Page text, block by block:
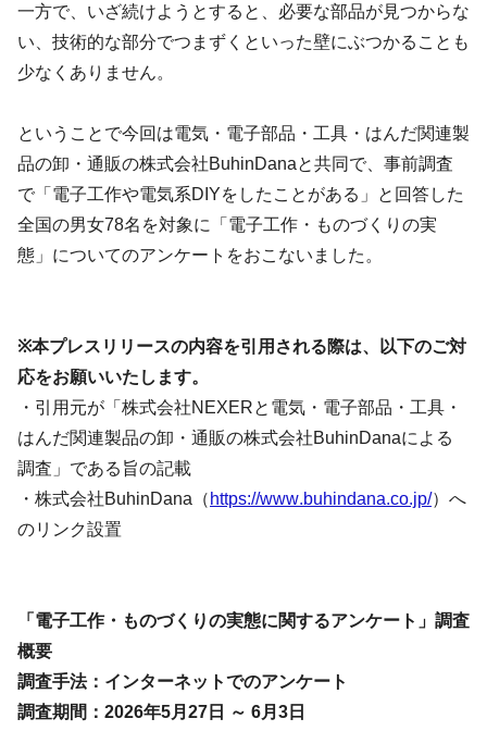
一方で、いざ続けようとすると、必要な部品が見つからな
い、技術的な部分でつまずくといった壁にぶつかることも
少なくありません。
ということで今回は電気・電子部品・工具・はんだ関連製
品の卸・通販の株式会社BuhinDanaと共同で、事前調査
で「電子工作や電気系DIYをしたことがある」と回答した
全国の男女78名を対象に「電子工作・ものづくりの実
態」についてのアンケートをおこないました。
※本プレスリリースの内容を引用される際は、以下のご対
応をお願いいたします。
・引用元が「株式会社NEXERと電気・電子部品・工具・
はんだ関連製品の卸・通販の株式会社BuhinDanaによる
調査」である旨の記載
・株式会社BuhinDana（ https://www.buhindana.co.jp/）へ
のリンク設置
「電子工作・ものづくりの実態に関するアンケート」調査
概要
調査手法：インターネットでのアンケート
調査期間：2026年5月27日 ～ 6月3日